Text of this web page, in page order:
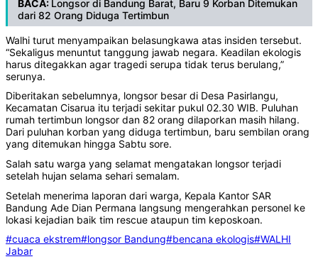
BACA: Longsor di Bandung Barat, Baru 9 Korban Ditemukan
dari 82 Orang Diduga Tertimbun
Walhi turut menyampaikan belasungkawa atas insiden tersebut.
“Sekaligus menuntut tanggung jawab negara. Keadilan ekologis
harus ditegakkan agar tragedi serupa tidak terus berulang,”
serunya.
Diberitakan sebelumnya, longsor besar di Desa Pasirlangu,
Kecamatan Cisarua itu terjadi sekitar pukul 02.30 WIB. Puluhan
rumah tertimbun longsor dan 82 orang dilaporkan masih hilang.
Dari puluhan korban yang diduga tertimbun, baru sembilan orang
yang ditemukan hingga Sabtu sore.
Salah satu warga yang selamat mengatakan longsor terjadi
setelah hujan selama sehari semalam.
Setelah menerima laporan dari warga, Kepala Kantor SAR
Bandung Ade Dian Permana langsung mengerahkan personel ke
lokasi kejadian baik tim rescue ataupun tim keposkoan.
#cuaca ekstrem#longsor Bandung#bencana ekologis#WALHI
Jabar